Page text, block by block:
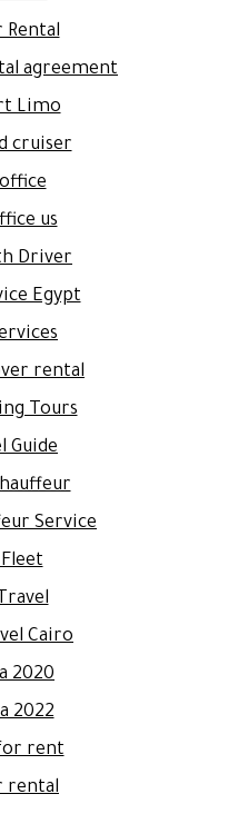
Rental
agreement
Limo
cruiser
us
Driver
Egypt
rental
Tours
Guide
Service
Cairo
2020
2022
rent
rental